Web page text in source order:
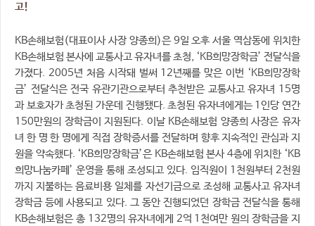
고!
KB손해보험(대표이사 사장 양종희)은 9일 오후 서울 역삼동에 위치한
KB손해보험 본사에 교통사고 유자녀를 초청, ‘KB희망장학금’ 전달식을
가졌다. 2005년 처음 시작돼 벌써 12년째를 맞은 이번 ‘KB희망장학
금’ 전달식은 전국 유관기관으로부터 추천받은 교통사고 유자녀 15명
과 보호자가 초청된 가운데 진행됐다. 초청된 유자녀에게는 1인당 연간
150만원의 장학금이 지원된다. 이날 KB손해보험 양종희 사장은 유자
녀 한 명 한 명에게 직접 장학증서를 전달하며 향후 지속적인 관심과 지
원을 약속했다. ‘KB희망장학금’은 KB손해보험 본사 4층에 위치한 ‘KB
희망나눔카페’ 운영을 통해 조성되고 있다. 임직원이 1천원부터 2천원
까지 지불하는 음료비용 일체를 자선기금으로 조성해 교통사고 유자녀
장학금 등에 사용되고 있다. 그 동안 진행되었던 장학금 전달식을 통해
KB손해보험은 총 132명의 유자녀에게 2억 1천여만 원의 장학금을 지